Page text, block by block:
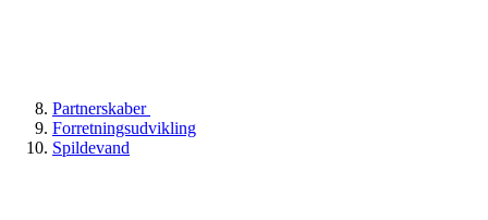
Partnerskaber
Forretningsudvikling
Spildevand